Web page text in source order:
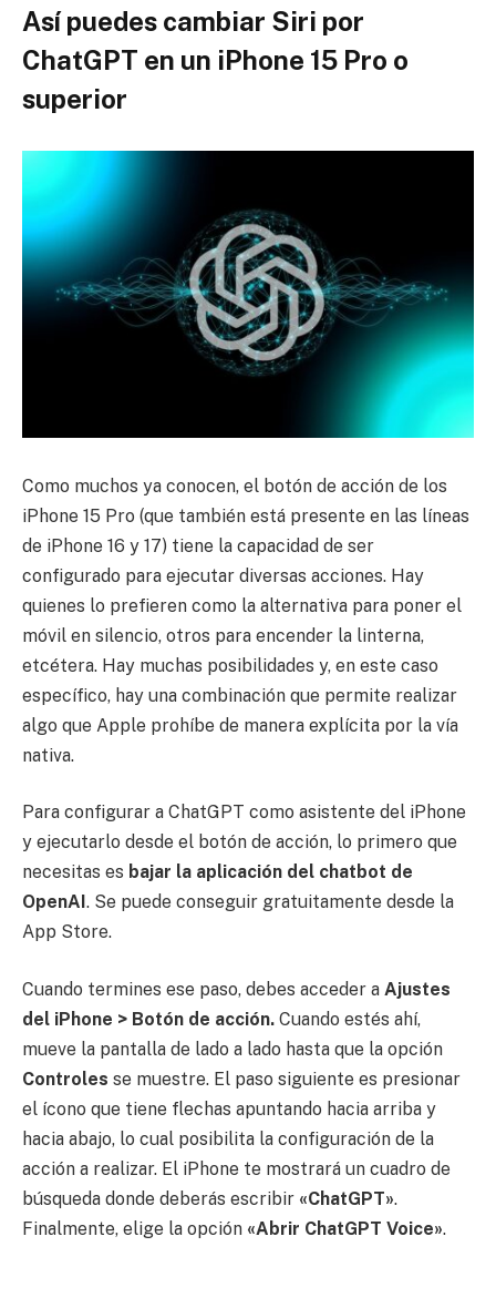
Así puedes cambiar Siri por
ChatGPT en un iPhone 15 Pro o
superior
Como muchos ya conocen, el botón de acción de los
iPhone 15 Pro (que también está presente en las líneas
de iPhone 16 y 17) tiene la capacidad de ser
configurado para ejecutar diversas acciones. Hay
quienes lo prefieren como la alternativa para poner el
móvil en silencio, otros para encender la linterna,
etcétera. Hay muchas posibilidades y, en este caso
específico, hay una combinación que permite realizar
algo que Apple prohíbe de manera explícita por la vía
nativa.
Para configurar a ChatGPT como asistente del iPhone
y ejecutarlo desde el botón de acción, lo primero que
necesitas es bajar la aplicación del chatbot de
OpenAI. Se puede conseguir gratuitamente desde la
App Store.
Cuando termines ese paso, debes acceder a Ajustes
del iPhone > Botón de acción. Cuando estés ahí,
mueve la pantalla de lado a lado hasta que la opción
Controles se muestre. El paso siguiente es presionar
el ícono que tiene flechas apuntando hacia arriba y
hacia abajo, lo cual posibilita la configuración de la
acción a realizar. El iPhone te mostrará un cuadro de
búsqueda donde deberás escribir «ChatGPT».
Finalmente, elige la opción «Abrir ChatGPT Voice».